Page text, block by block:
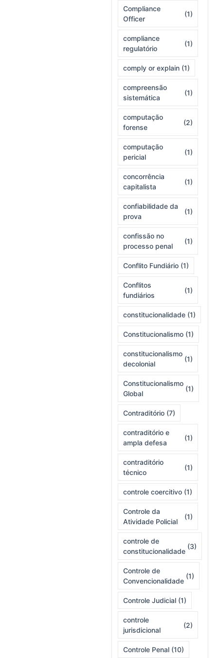
Compliance
Officer
(1)
compliance
regulatório
(1)
comply or explain (1)
compreensão
sistemática
(1)
computação
forense
(2)
computação
pericial
(1)
concorrência
capitalista
(1)
confiabilidade da
prova
(1)
confissão no
processo penal
(1)
Conflito Fundiário (1)
Conflitos
fundiários
(1)
constitucionalidade (1)
Constitucionalismo (1)
constitucionalismo
decolonial
(1)
Constitucionalismo
Global
(1)
Contraditório (7)
contraditório e
ampla defesa
(1)
contraditório
técnico
(1)
controle coercitivo (1)
Controle da
Atividade Policial
(1)
controle de
constitucionalidade
(3)
Controle de
Convencionalidade
(1)
Controle Judicial (1)
controle
jurisdicional
(2)
Controle Penal (10)